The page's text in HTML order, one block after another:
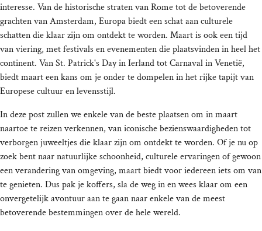
interesse. Van de historische straten van Rome tot de betoverende
grachten van Amsterdam, Europa biedt een schat aan culturele
schatten die klaar zijn om ontdekt te worden. Maart is ook een tijd
van viering, met festivals en evenementen die plaatsvinden in heel het
continent. Van St. Patrick's Day in Ierland tot Carnaval in Venetië,
biedt maart een kans om je onder te dompelen in het rijke tapijt van
Europese cultuur en levensstijl.
In deze post zullen we enkele van de beste plaatsen om in maart
naartoe te reizen verkennen, van iconische bezienswaardigheden tot
verborgen juweeltjes die klaar zijn om ontdekt te worden. Of je nu op
zoek bent naar natuurlijke schoonheid, culturele ervaringen of gewoon
een verandering van omgeving, maart biedt voor iedereen iets om van
te genieten. Dus pak je koffers, sla de weg in en wees klaar om een
onvergetelijk avontuur aan te gaan naar enkele van de meest
betoverende bestemmingen over de hele wereld.